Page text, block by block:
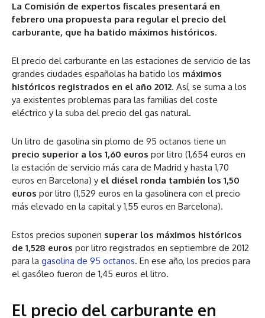
La Comisión de expertos fiscales presentará en
febrero una propuesta para regular el precio del
carburante, que ha batido máximos históricos.
El precio del carburante en las estaciones de servicio de las
grandes ciudades españolas ha batido los máximos
históricos registrados en el año 2012. Así, se suma a los
ya existentes problemas para las familias del coste
eléctrico y la suba del precio del gas natural.
Un litro de gasolina sin plomo de 95 octanos tiene un
precio superior a los 1,60 euros por litro (1,654 euros en
la estación de servicio más cara de Madrid y hasta 1,70
euros en Barcelona) y el diésel ronda también los 1,50
euros por litro (1,529 euros en la gasolinera con el precio
más elevado en la capital y 1,55 euros en Barcelona).
Estos precios suponen superar los máximos históricos
de 1,528 euros por litro registrados en septiembre de 2012
para la gasolina de 95 octanos. En ese año, los precios para
el gasóleo fueron de 1,45 euros el litro.
El precio del carburante en